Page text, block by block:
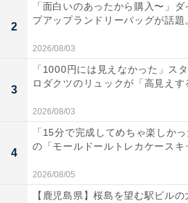
2
「面白いのあったから購入〜」
プアップランドリーバッグが話題
2026/08/03
3
「1000円には見えなかった」ス
ロダクツのリュックが「高見えす
2026/08/03
4
「15分で完成してめちゃ楽しか
の「モールドールトレカケースキ
2026/08/05
【鹿児島県】桜島を望む駅ビルの